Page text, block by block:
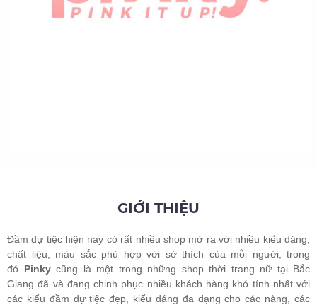
GIỚI THIỆU
Đầm dự tiệc hiện nay có rất nhiều shop mở ra với nhiều kiểu dáng,
chất liệu, màu sắc phù hợp với sở thích của mỗi người, trong
đó Pinkycũng là một trong những shop thời trang nữ tại Bắc
Giang đã và đang chinh phục nhiều khách hàng khó tính nhất với
các kiểu đầm dự tiệc đẹp, kiểu dáng đa dạng cho các nàng, các